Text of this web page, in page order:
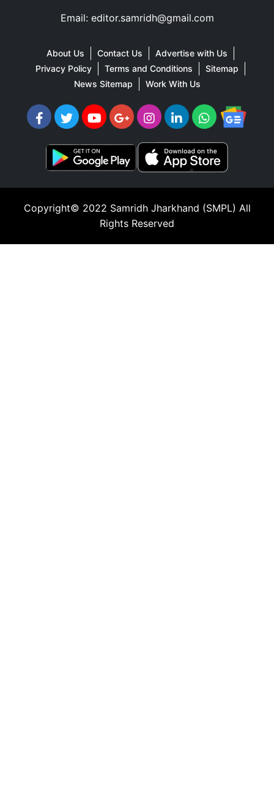
Email: editor.samridh@gmail.com
About Us Contact Us
Advertise with Us
Privacy Policy
Terms and Conditions
Sitemap
News Sitemap
Work With Us
Copyright© 2022 Samridh Jharkhand (SMPL) All
Rights Reserved